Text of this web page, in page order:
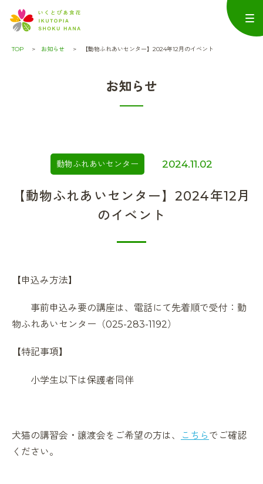
TOP お知らせ 【動物ふれあいセンター】2024年12月のイベント
お知らせ
動物ふれあいセンター 2024.11.02
【動物ふれあいセンター】2024年12月
のイベント
【申込み方法】
事前申込み要の講座は、電話にて先着順で受付：動
物ふれあいセンター（025-283-1192）
【特記事項】
小学生以下は保護者同伴
犬猫の講習会・譲渡会をご希望の方は、 こちら でご確認
ください。